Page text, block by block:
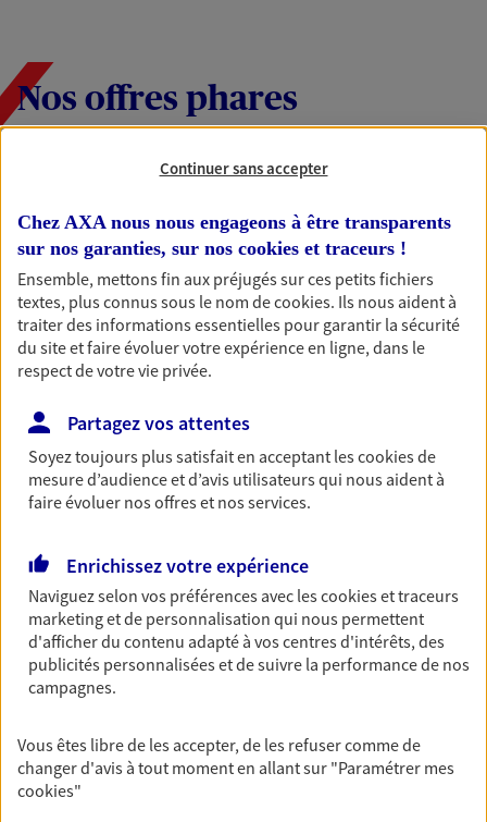
Nos offres phares
Réalisez vos projets grâce à votre épargne : achat
immobilier, études des enfants ou voyage autour
du monde… Épargnez à votre rythme et
simplement, selon votre profil.
Retraite
votre vie avec les conseils d'un expert. Découvrez
notre solution PER (Plan Epargne Retraite)
spécialement conçue pour la retraite.
Couvrez vos dépenses de santé ainsi que celles de
votre famille avec la complémentaire santé qui
vous ressemble.
Prévoyance
d'accident ou de maladie en optant pour les
garanties incapacité temporaire totale de travail,
invalidité ou de décès.
Continuer sans accepter
Chez AXA nous nous engageons à être transparents
sur nos garanties, sur nos cookies et traceurs !
Ensemble, mettons fin aux préjugés sur ces petits fichiers
textes, plus connus sous le nom decookies. Ils nous aident à
traiter des informations essentielles pour garantir la sécurité
du site et faire évoluer votre expérience en ligne, dans le
respect de votre vie privée.
Partagez vos attentes
Soyez toujours plus satisfait en acceptant lescookiesde
mesure d’audience et d’avis utilisateurs qui nous aident à
faire évoluer nos offres et nos services.
Enrichissez votre expérience
Naviguez selon vos préférences avec lescookies et traceurs
marketing et de personnalisation qui nous permettent
d'afficher du contenu adapté à vos centres d'intérêts, des
publicités personnalisées et de suivre la performance de nos
campagnes.
Vous êtes libre de les accepter, de les refuser comme de
changer d'avis à tout moment en allant sur "Paramétrer mes
cookies"